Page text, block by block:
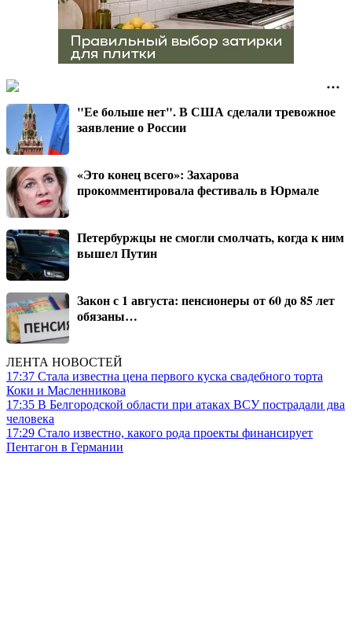
"Ее больше нет". В США сделали тревожное
заявление о России
«Это конец всего»: Захарова
прокомментировала фестиваль в Юрмале
Петербуржцы не смогли смолчать, когда к ним
вышел Путин
Закон с 1 августа: пенсионеры от 60 до 85 лет
обязаны…
ЛЕНТА НОВОСТЕЙ
17:37 Стала известна цена первого куска свадебного торта
Коки и Масленникова
17:35 В Белгородской области при атаках ВСУ пострадали два
человека
17:29 Стало известно, какого рода проекты финансирует
Пентагон в Германии